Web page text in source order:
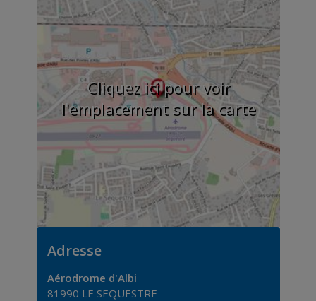
Cliquez ici pour voir
l'emplacement sur la carte
Adresse
Aérodrome d'Albi
81990 LE SEQUESTRE